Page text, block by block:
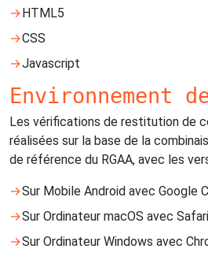
HTML5
CSS
Javascript
Environnement
Les vérifications de restitution de
réalisées sur la base de la
de référence du RGAA, avec les
Sur Mobile Android avec Google
Sur Ordinateur macOS avec
Sur Ordinateur Windows avec